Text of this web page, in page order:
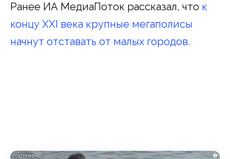
Ранее ИА МедиаПоток рассказал, что к
концу XXI века крупные мегаполисы
начнут отставать от малых городов.
i